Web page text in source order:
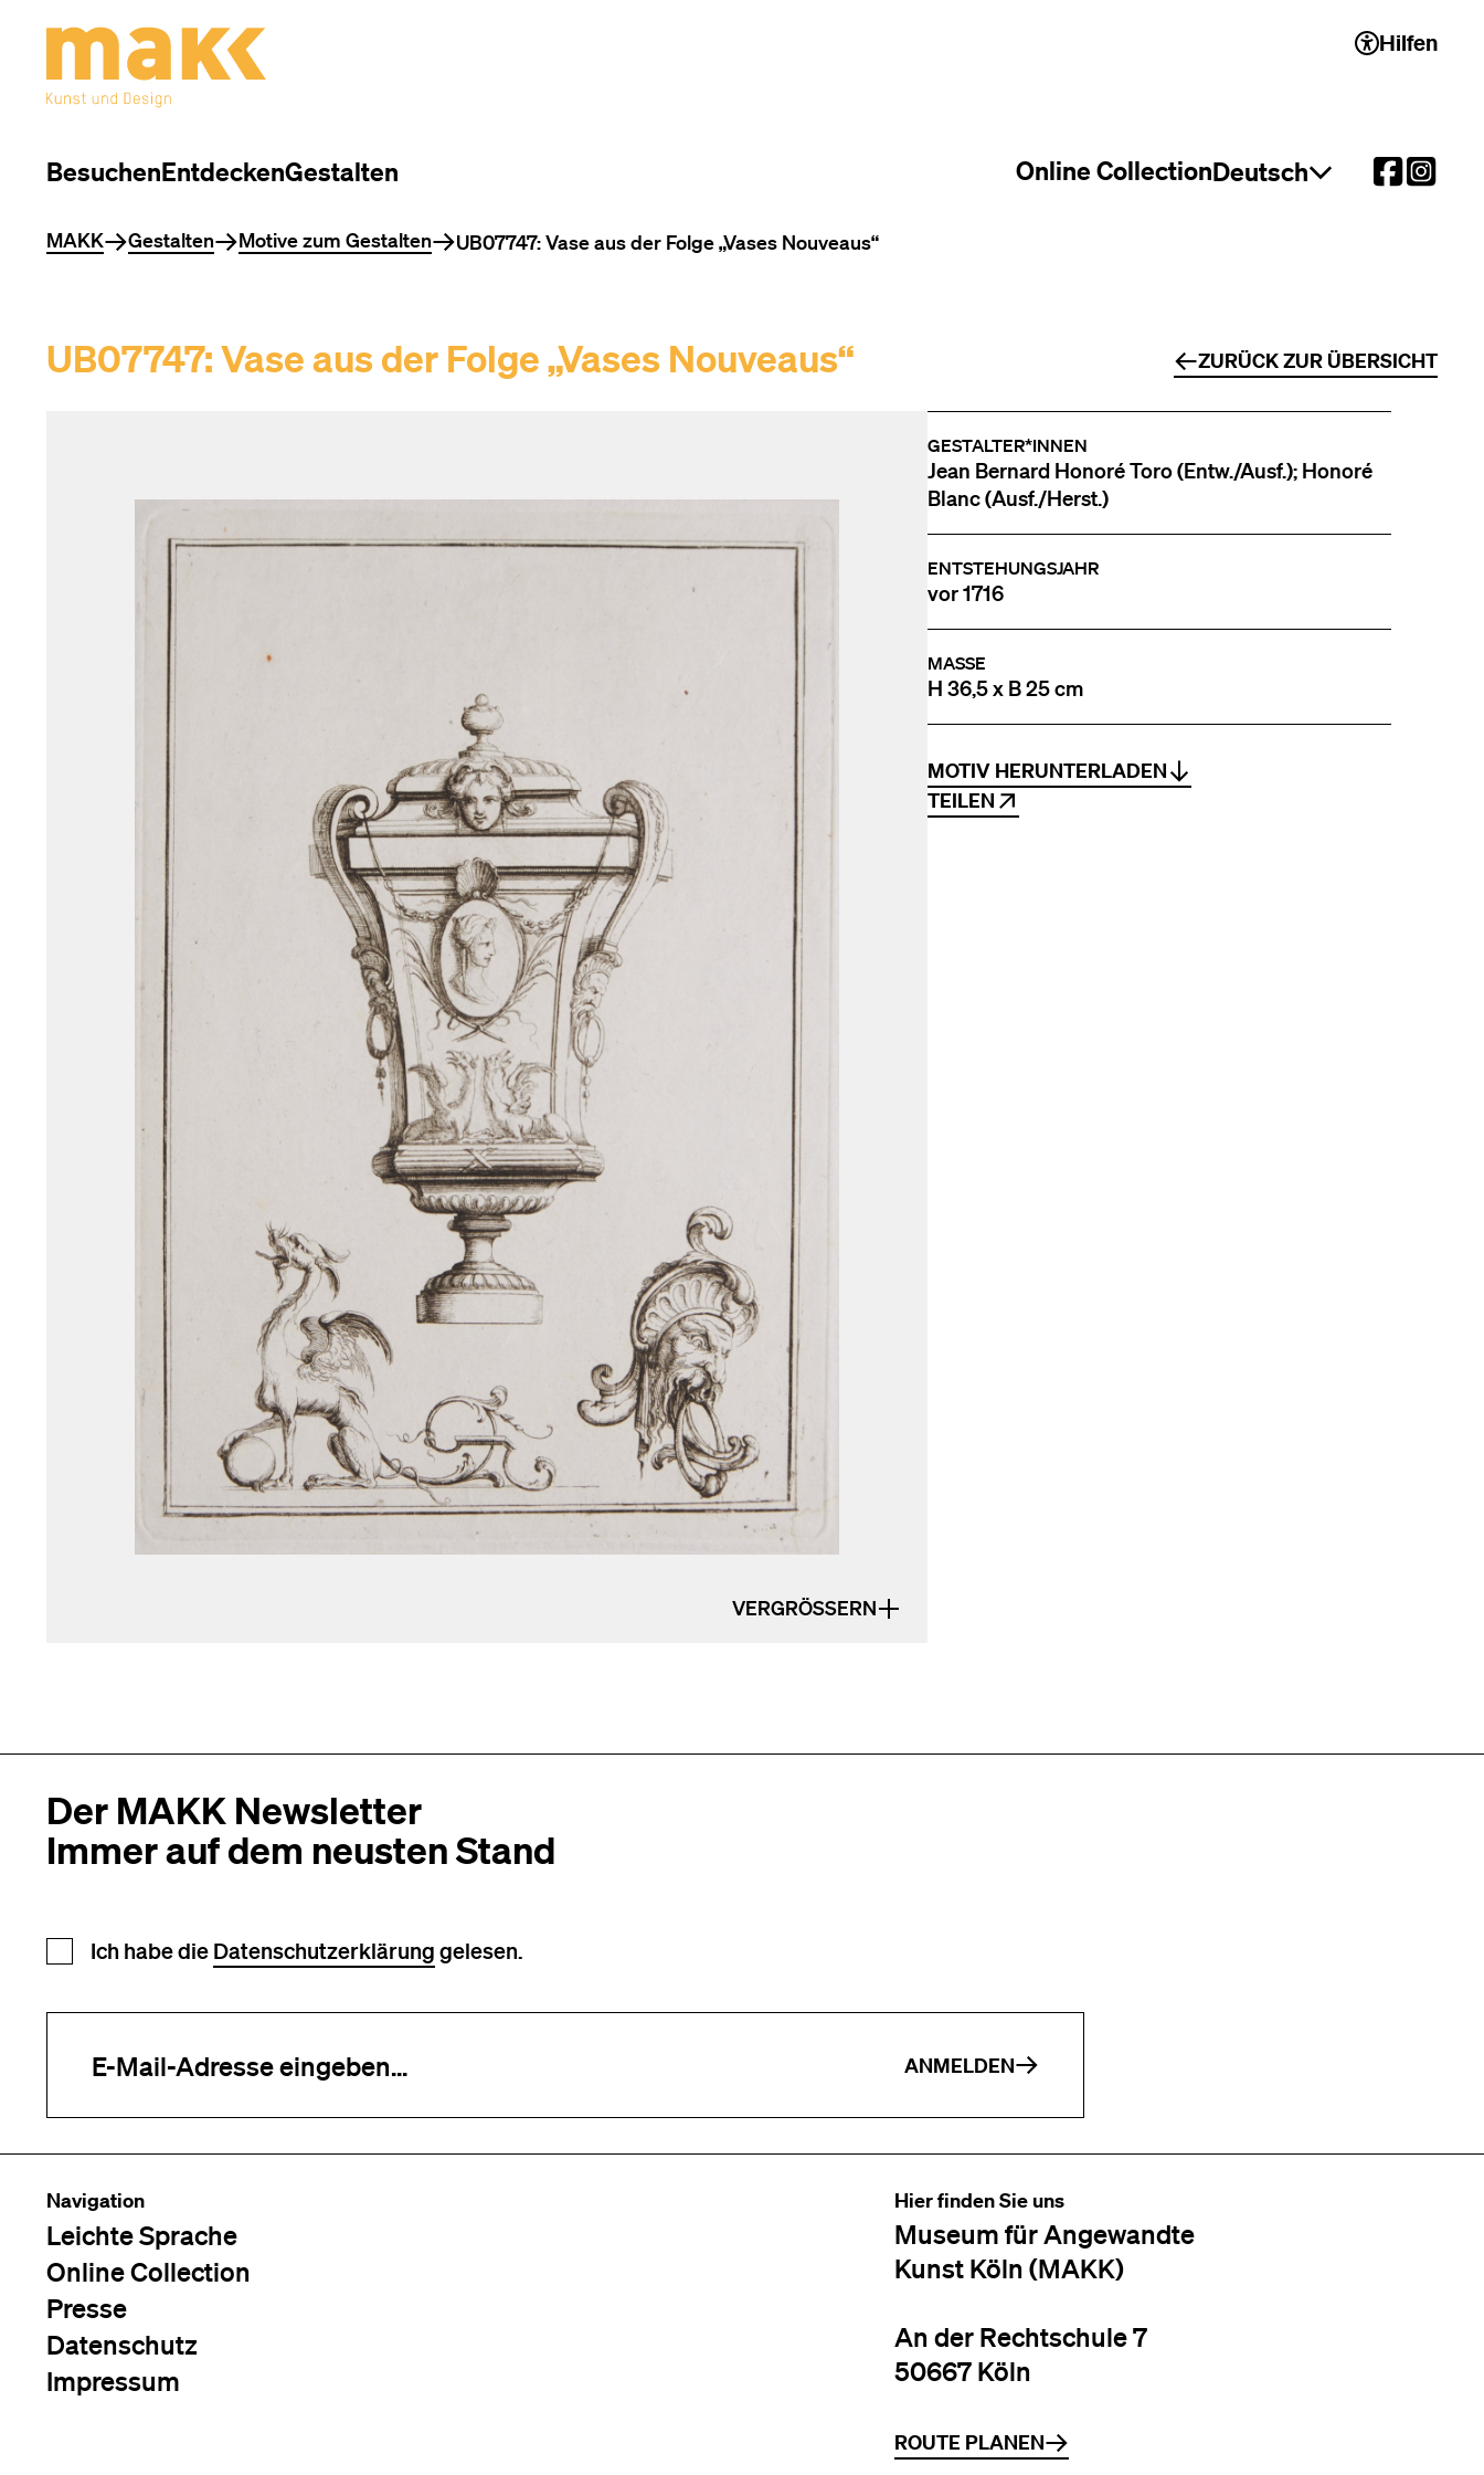
Hilfen
BesuchenEntdeckenGestalten Online CollectionSprachauswahl öffnen
Deutsch
Sie befinden sich hier
MAKK Gestalten Motive zum Gestalten UB07747: Vase aus der Folge „Vases Nouveaus“
UB07747: Vase aus der Folge „Vases Nouveaus“ ZURÜCK ZUR ÜBERSICHT
VERGRÖSSERN
GESTALTER*INNEN
Jean Bernard Honoré Toro (Entw./Ausf.); Honoré
Blanc (Ausf./Herst.)
ENTSTEHUNGSJAHR
vor 1716
MASSE
H 36,5 x B 25 cm
MOTIV HERUNTERLADEN
TEILEN
Der MAKK Newsletter
Immer auf dem neusten Stand
Newsletter Anmeldung
Ich habe die Datenschutzerklärung gelesen.
ANMELDEN
Navigation
Leichte Sprache
Online Collection
Presse
Datenschutz
Impressum
Hier finden Sie uns
Museum für Angewandte
Kunst Köln (MAKK)
An der Rechtschule 7
50667 Köln
ROUTE PLANEN